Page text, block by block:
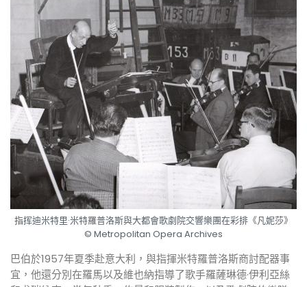
指挥迪米特里·米特羅普洛斯與大都會歌劇院交響樂團在彩排《凡妮莎》
© Metropolitan Opera Archives
巴伯於1957年夏季赴意大利，與指揮米特羅普洛斯商討配器事
宜，他還分別在羅馬以及維也納指導了歌手羅薩琳德·伊利亞絲